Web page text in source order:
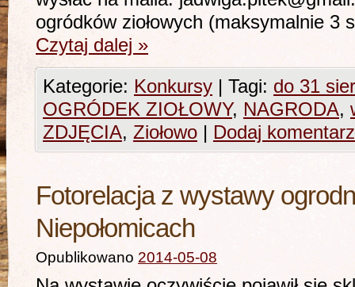
ogródków ziołowych (maksymalnie 3
Czytaj dalej »
Kategorie: Konkursy | Tagi: do 31
OGRÓDEK ZIOŁOWY, NAGRODA,
ZDJĘCIA, Ziołowo | Dodaj komentarz
Fotorelacja z wystawy
Niepołomicach
Opublikowano 2014-05-08